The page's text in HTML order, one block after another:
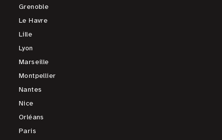
Grenoble
Le Havre
Lille
Lyon
Marseille
Montpellier
Nantes
Nice
Orléans
Paris